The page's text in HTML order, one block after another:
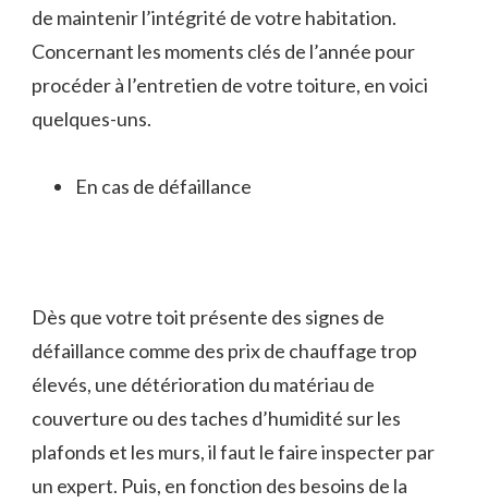
de maintenir l’intégrité de votre habitation.
Concernant les moments clés de l’année pour
procéder à l’entretien de votre toiture, en voici
quelques-uns.
En cas de défaillance
Dès que votre toit présente des signes de
défaillance comme des prix de chauffage trop
élevés, une détérioration du matériau de
couverture ou des taches d’humidité sur les
plafonds et les murs, il faut le faire inspecter par
un expert. Puis, en fonction des besoins de la